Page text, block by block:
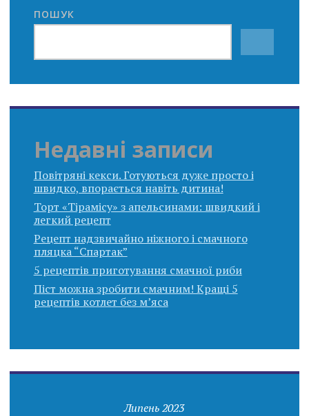
ПОШУК
Недавні записи
Повітряні кекси. Готуються дуже просто і
швидко, впорається навіть дитина!
Торт «Тірамісу» з апельсинами: швидкий і
легкий рецепт
Рецепт надзвичайно ніжного і смачного
пляцка “Спартак”
5 рецептів приготування смачної риби
Піст можна зробити смачним! Кращі 5
рецептів котлет без м’яса
Липень 2023